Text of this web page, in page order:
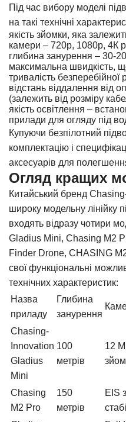
Під час вибору моделі
на такі технічні
якість зйомки, яка
камери – 720р, 1080р, 4К
глибина занурення – 30-
максимальна швидкість,
тривалість
відстань віддалення від
(залежить від розміру
якість освітлення –
прилади для огляду під
Купуючи безпілотний
комплектацію і
аксесуарів для
Огляд кращих
Китайський бренд
широку модельну лінійку
входять відразу чотири
Gladius Mini, Chasing M2
Finder Drone, CHASING
свої функціональні
технічних характеристик:
Назва
приладу
Глибина
занурення
Chasing-
Innovation
Gladius
Mini
100
метрів
12
Chasing
M2 Pro
150
метрів
EIS